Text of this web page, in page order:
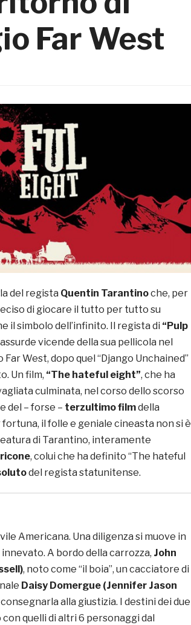
Far West
del regista Quentin Tarantinoche, per
di giocare il tutto per tutto su
il simbolo dell’infinito. Il regista di “Pulp
vicende della sua pellicola nel
West, dopo quel “Django Unchained”
Un film, “The hateful eight”, che ha
culminata, nel corso dello scorso
del – forse – terzultimo filmdella
il folle e geniale cineasta non si è
di Tarantino, interamente
, colui che ha definito “The hateful
del regista statunitense.
Americana. Una diligenza si muove in
A bordo della carrozza, John
, noto come “il boia”, un cacciatore di
Daisy Domergue (Jennifer Jason
alla giustizia. I destini dei due
quelli di altri 6 personaggi dal